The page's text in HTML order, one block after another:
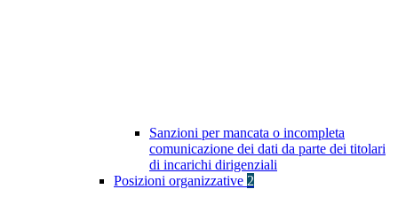
Sanzioni per mancata o incompleta
comunicazione dei dati da parte dei titolari
di incarichi dirigenziali
Posizioni organizzative 2